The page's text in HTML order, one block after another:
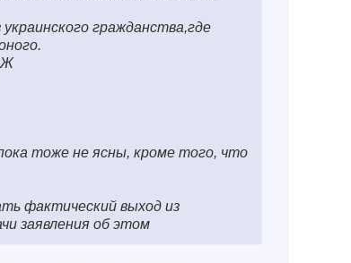
гражданства,где
тоже не ясны, кроме того, что
фактический выход из
заявления об этом